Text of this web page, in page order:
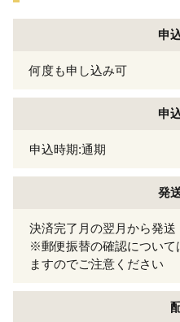
申
何度も申し込み可
申
申込時期:通期
発
決済完了月の翌月から発送
※郵便振替の確認について
ますのでご注意ください